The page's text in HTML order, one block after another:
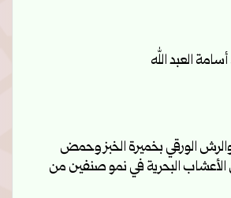
العبد الله
والرش الورقي بخميرة الخبز وحمض
البحرية في نمو صنفين من